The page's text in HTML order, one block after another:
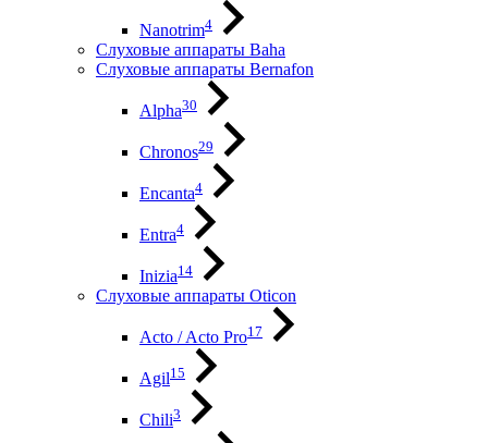
Nanotrim4
Слуховые аппараты Baha
Слуховые аппараты Bernafon
Alpha30
Chronos29
Encanta4
Entra4
Inizia14
Слуховые аппараты Oticon
Acto / Acto Pro17
Agil15
Chili3